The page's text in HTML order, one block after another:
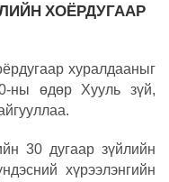
ХОЁРДУГААР
хуралдааныг
ны өдөр Хууль зүй,
30 дугаар зүйлийн
хүрээлэнгийн